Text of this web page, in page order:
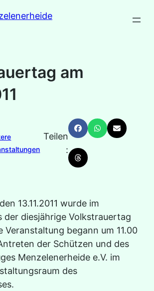
am
Teilen
:
13.11.2011 wurde im
der diesjährige Volkstrauertag
Veranstaltung begann um 11.00
der Schützen und des
Menzelenerheide e.V. im
des